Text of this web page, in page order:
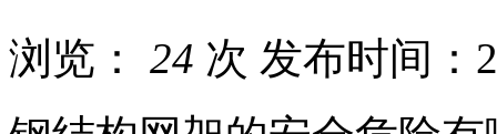
浏览： 24 次 发布时间：